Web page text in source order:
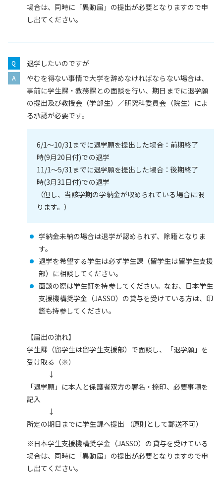
場合は、同時に「異動届」の提出が必要となりますので申
し出てください。
退学したいのですが
やむを得ない事情で大学を辞めなければならない場合は、
事前に学生課・教務課との面談を行い、期日までに退学願
の提出及び教授会（学部生）／研究科委員会（院生）によ
る承認が必要です。
6/1～10/31までに退学願を提出した場合：前期終了
時(9月20日付)での退学
11/1～5/31までに退学願を提出した場合：後期終了
時(3月31日付)での退学
（但し、当該学期の学納金が収められている場合に限
ります。）
学納金未納の場合は退学が認められず、除籍となりま
す。
退学を希望する学生は必ず学生課（留学生は留学生支援
部）に相談してください。
面談の際は学生証を持参してください。なお、日本学生
支援機構奨学金（JASSO）の貸与を受けている方は、印
鑑も持参してください。
【届出の流れ】
学生課（留学生は留学生支援部）で面談し、「退学願」を
受け取る（※）
↓
「退学願」に本人と保護者双方の署名・捺印、必要事項を
記入
↓
所定の期日までに学生課へ提出 （原則として郵送不可）
※日本学生支援機構奨学金（JASSO）の貸与を受けている
場合は、同時に「異動届」の提出が必要となりますので申
し出てください。